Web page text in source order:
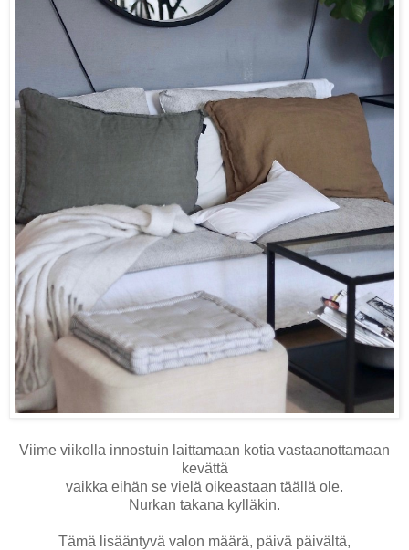
Viime viikolla innostuin laittamaan kotia vastaanottamaan
kevättä
vaikka eihän se vielä oikeastaan täällä ole.
Nurkan takana kylläkin.
Tämä lisääntyvä valon määrä, päivä päivältä,